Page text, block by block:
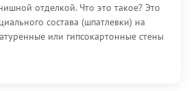
отделкой. Что это такое? Это
состава (шпатлевки) на
или гипсокартонные стены